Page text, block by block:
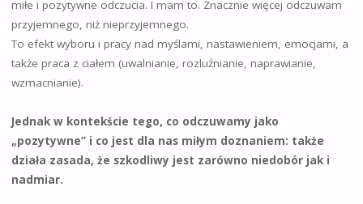
miłe i pozytywne odczucia. I mam to. Znacznie więcej odczuwam
przyjemnego, niż nieprzyjemnego.
To efekt wyboru i pracy nad myślami, nastawieniem, emocjami, a
także praca z ciałem (uwalnianie, rozluźnianie, naprawianie,
wzmacnianie).
Jednak w kontekście tego, co odczuwamy jako
„pozytywne” i co jest dla nas miłym doznaniem: także
działa zasada, że szkodliwy jest zarówno niedobór jak i
nadmiar.